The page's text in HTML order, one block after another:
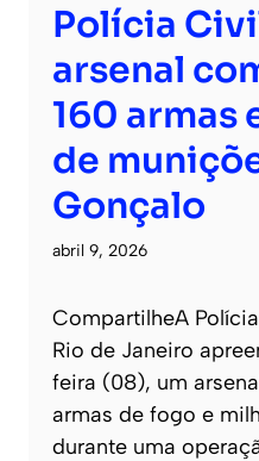
Polícia
arsenal
160 armas
de
Gonçalo
abril 9, 2026
CompartilheA
Rio de Janeiro
feira (08), um
armas de fogo e
durante uma